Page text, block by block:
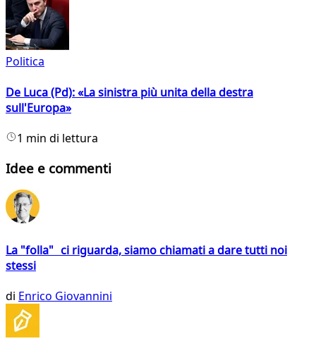
Politica
De Luca (Pd): «La sinistra più unita della destra
sull'Europa»
1 min di lettura
Idee e commenti
La "folla" ci riguarda, siamo chiamati a dare tutti noi
stessi
di Enrico Giovannini